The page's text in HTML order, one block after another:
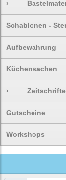
›
Schablonen -
Aufbewahrung
Küchensachen
›
Gutscheine
Workshops